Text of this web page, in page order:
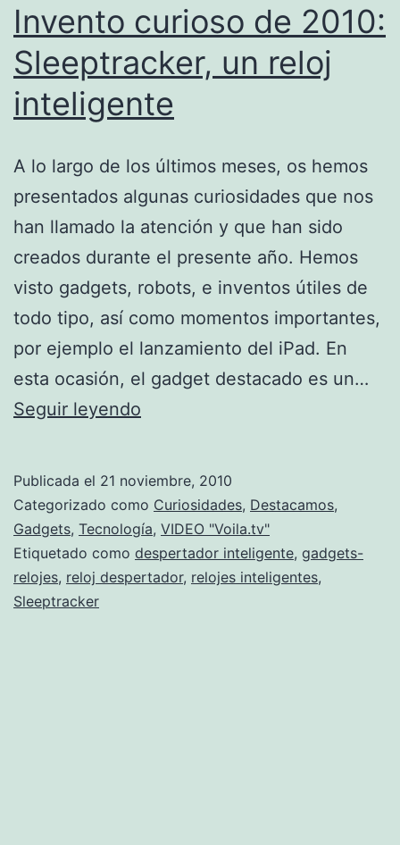
Invento curioso de 2010:
Sleeptracker, un reloj
inteligente
A lo largo de los últimos meses, os hemos
presentados algunas curiosidades que nos
han llamado la atención y que han sido
creados durante el presente año. Hemos
visto gadgets, robots, e inventos útiles de
todo tipo, así como momentos importantes,
por ejemplo el lanzamiento del iPad. En
esta ocasión, el gadget destacado es un…
Seguir leyendo
2010:
Sleeptracker,
un
reloj
Publicada el 21 noviembre, 2010
Categorizado como Curiosidades, Destacamos,
Gadgets, Tecnología, VIDEO "Voila.tv"
Etiquetado como despertador inteligente, gadgets-
relojes, reloj despertador, relojes inteligentes,
Sleeptracker